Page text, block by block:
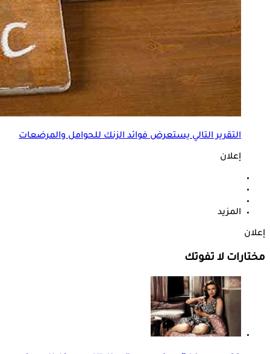
التقرير التالي يستعرض فوائد الزنك للحوامل والمرضعات
إعلان
المزيد
إعلان
مختارات لا تفوتك